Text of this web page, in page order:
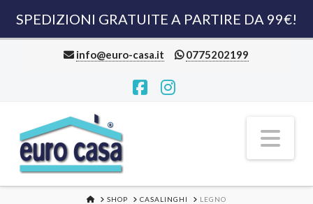
SPEDIZIONI GRATUITE A PARTIRE DA 99€!
info@euro-casa.it 0775202199
HOME
SHOP CASALINGHI LEGNO